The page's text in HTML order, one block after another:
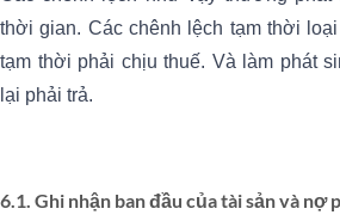
thời gian. Các chênh lệch tạm thời
tạm thời phải chịu thuế. Và làm phát
lại phải trả.
6.1. Ghi nhận ban đầu của tài sản và nợ